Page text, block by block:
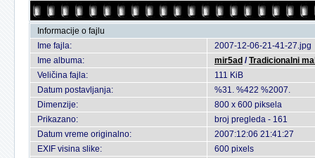
Informacije o fajlu
Ime fajla:
2007-12-06-21-41-27.jpg
Ime albuma:
mir5ad /Tradicionalni
Veličina fajla:
111 KiB
Datum postavljanja:
%31. %422 %2007.
Dimenzije:
800 x 600 piksela
Prikazano:
broj pregleda - 161
Datum vreme originalno:
2007:12:06 21:41:27
EXIF visina slike:
600 pixels